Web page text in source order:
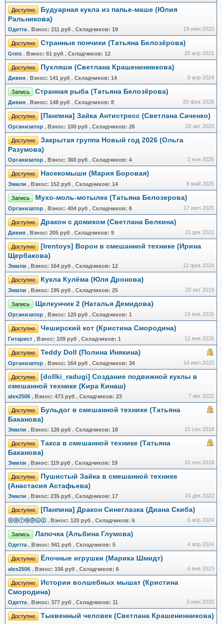
Доступно
Будуарная кукла из папье-маше (Юлия
Ральникова)
Одетта , Взнос: 211 руб , Складчиков: 19 19 июн 2023
Доступно Странные пончики (Татьяна Белозёрова)
Greis , Взнос: 61 руб , Складчиков: 12 25 апр 2021
Доступно Пухляши (Светлана Крашенинникова)
Дивия , Взнос: 141 руб , Складчиков: 14 9 апр 2024
Запись Странная рыба (Татьяна Белозёрова)
Дивия , Взнос: 148 руб , Складчиков: 8 20 фев 2026
Доступно [Панпина] Зайка Антистресс (Светлана Саченко)
Организатор , Взнос: 100 руб , Складчиков: 26 20 авг 2020
Доступно
Закрытая группа Новый год 2026 (Ольга
Разумова)
Организатор , Взнос: 360 руб , Складчиков: 4 2 ноя 2025
Доступно Насекомыши (Мария Боровая)
Эмили , Взнос: 152 руб , Складчиков: 14 8 май 2025
Запись Мухо-моль-мотылек (Татьяна Белозерова)
Организатор , Взнос: 404 руб , Складчиков: 8 17 июл 2025
Доступно Дракон с домиком (Светлана Белкина)
Дивия , Взнос: 205 руб , Складчиков: 9 21 дек 2022
Доступно
[Irentoys] Ворон в смешанной технике (Ирина
Щербакова)
Эмили , Взнос: 164 руб , Складчиков: 12 12 фев 2024
Доступно Кукла Кулёма (Юля Дронова)
Эмили , Взнос: 195 руб , Складчиков: 25 20 окт 2019
Запись Щелкунчик 2 (Наталья Демидова)
Организатор , Взнос: 120 руб , Складчиков: 1 19 янв 2026
Доступно Чеширский кот (Кристина Смородина)
Гитарист , Взнос: 109 руб , Складчиков: 1 12 янв 2026
Доступно Teddy Doll (Полина Инякина)
Организатор , Взнос: 164 руб , Складчиков: 34 14 июл 2020
Доступно
[dollki_radugi] Создание подвижной куклы в
смешанной технике (Кира Кинаш)
alex2506 , Взнос: 473 руб , Складчиков: 23 7 авг 2022
Доступно
Бульдог в смешанной технике (Татьяна
Баканова)
Эмили , Взнос: 126 руб , Складчиков: 18 15 сен 2018
Доступно
Такса в смешанной технике (Татьяна
Баканова)
Эмили , Взнос: 119 руб , Складчиков: 19 16 сен 2018
Доступно
Пушистый Зайка в смешанной технике
(Анастасия Астафьева)
Эмили , Взнос: 235 руб , Складчиков: 17 24 дек 2022
Доступно [Панпина] Дракон Синеглазка (Диана Скиба)
Ⓚⓐⓡⓐⓟⓤⓩ , Взнос: 120 руб , Складчиков: 6 6 апр 2024
Запись Лапочка (Альбина Глумова)
Одетта , Взнос: 941 руб , Складчиков: 5 4 апр 2024
Доступно Ёлочные игрушки (Марика Шмидт)
alex2506 , Взнос: 156 руб , Складчиков: 6 6 янв 2023
Доступно
Истории волшебных мышат (Кристина
Смородина)
Одетта , Взнос: 377 руб , Складчиков: 11 3 июн 2020
Доступно Тыквенный человек (Светлана Крашенинникова)